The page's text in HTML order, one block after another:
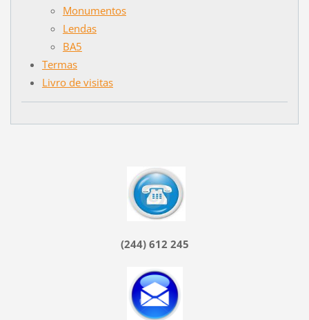
Monumentos
Lendas
BA5
Termas
Livro de visitas
(244) 612 245